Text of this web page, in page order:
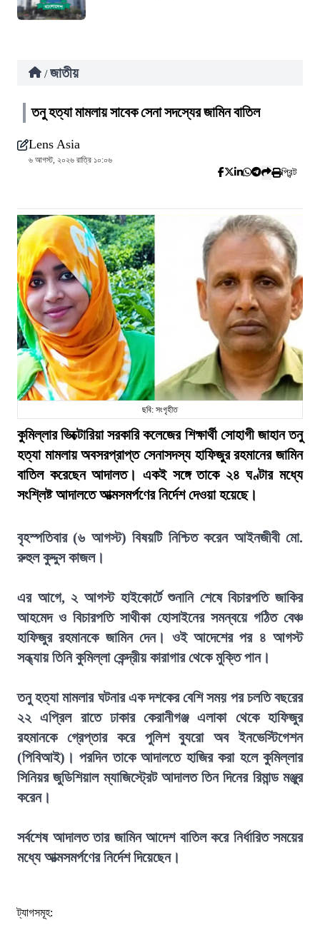
/ জাতীয়
তনু হত্যা মামলায় সাবেক সেনা সদস্যের জামিন বাতিল
Lens Asia
৬ আগস্ট, ২০২৬ রাত্রি ১০:০৬
প্রিন্ট
ছবি: সংগৃহীত
কুমিল্লার ভিক্টোরিয়া সরকারি কলেজের শিক্ষার্থী সোহাগী জাহান তনু
হত্যা মামলায় অবসরপ্রাপ্ত সেনাসদস্য হাফিজুর রহমানের জামিন
বাতিল করেছেন আদালত। একই সঙ্গে তাকে ২৪ ঘণ্টার মধ্যে
সংশ্লিষ্ট আদালতে আত্মসমর্পণের নির্দেশ দেওয়া হয়েছে।
বৃহস্পতিবার (৬ আগস্ট) বিষয়টি নিশ্চিত করেন আইনজীবী মো.
রুহুল কুদ্দুস কাজল।
এর আগে, ২ আগস্ট হাইকোর্টে শুনানি শেষে বিচারপতি জাকির
আহমেদ ও বিচারপতি সাথীকা হোসাইনের সমন্বয়ে গঠিত বেঞ্চ
হাফিজুর রহমানকে জামিন দেন। ওই আদেশের পর ৪ আগস্ট
সন্ধ্যায় তিনি কুমিল্লা কেন্দ্রীয় কারাগার থেকে মুক্তি পান।
তনু হত্যা মামলার ঘটনার এক দশকের বেশি সময় পর চলতি বছরের
২২ এপ্রিল রাতে ঢাকার কেরানীগঞ্জ এলাকা থেকে হাফিজুর
রহমানকে গ্রেপ্তার করে পুলিশ ব্যুরো অব ইনভেস্টিগেশন
(পিবিআই)। পরদিন তাকে আদালতে হাজির করা হলে কুমিল্লার
সিনিয়র জুডিশিয়াল ম্যাজিস্ট্রেট আদালত তিন দিনের রিমান্ড মঞ্জুর
করেন।
সর্বশেষ আদালত তার জামিন আদেশ বাতিল করে নির্ধারিত সময়ের
মধ্যে আত্মসমর্পণের নির্দেশ দিয়েছেন।
ট্যাগসমূহ: